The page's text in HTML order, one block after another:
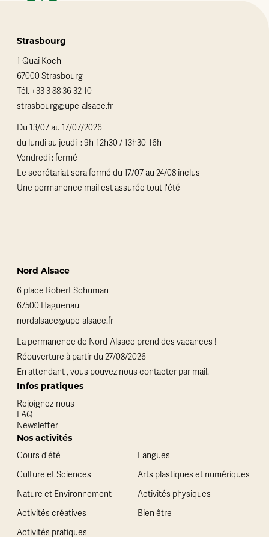
Strasbourg
1 Quai Koch
67000 Strasbourg
Tél. +33 3 88 36 32 10
strasbourg@upe-alsace.fr
Du 13/07 au 17/07/2026
du lundi au jeudi : 9h-12h30 / 13h30-16h
Vendredi : fermé
Le secrétariat sera fermé du 17/07 au 24/08 inclus
Une permanence mail est assurée tout l'été
Nord Alsace
6 place Robert Schuman
67500 Haguenau
nordalsace@upe-alsace.fr
La permanence de Nord-Alsace prend des vacances !
Réouverture à partir du 27/08/2026
En attendant , vous pouvez nous contacter par mail.
Infos pratiques
Rejoignez-nous
FAQ
Newsletter
Nos activités
Cours d'été
Langues
Culture et Sciences
Arts plastiques et numériques
Nature et Environnement
Activités physiques
Activités créatives
Bien être
Activités pratiques